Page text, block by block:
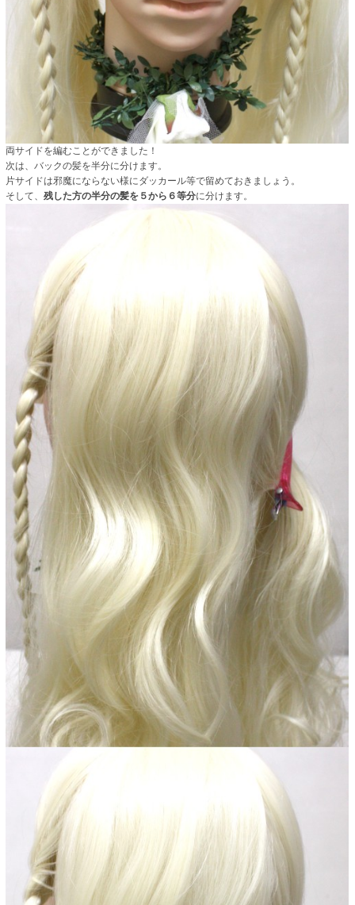
両サイドを編むことができました！
次は、バックの髪を半分に分けます。
片サイドは邪魔にならない様にダッカール等で留めておきましょう。
そして、残した方の半分の髪を５から６等分に分けます。